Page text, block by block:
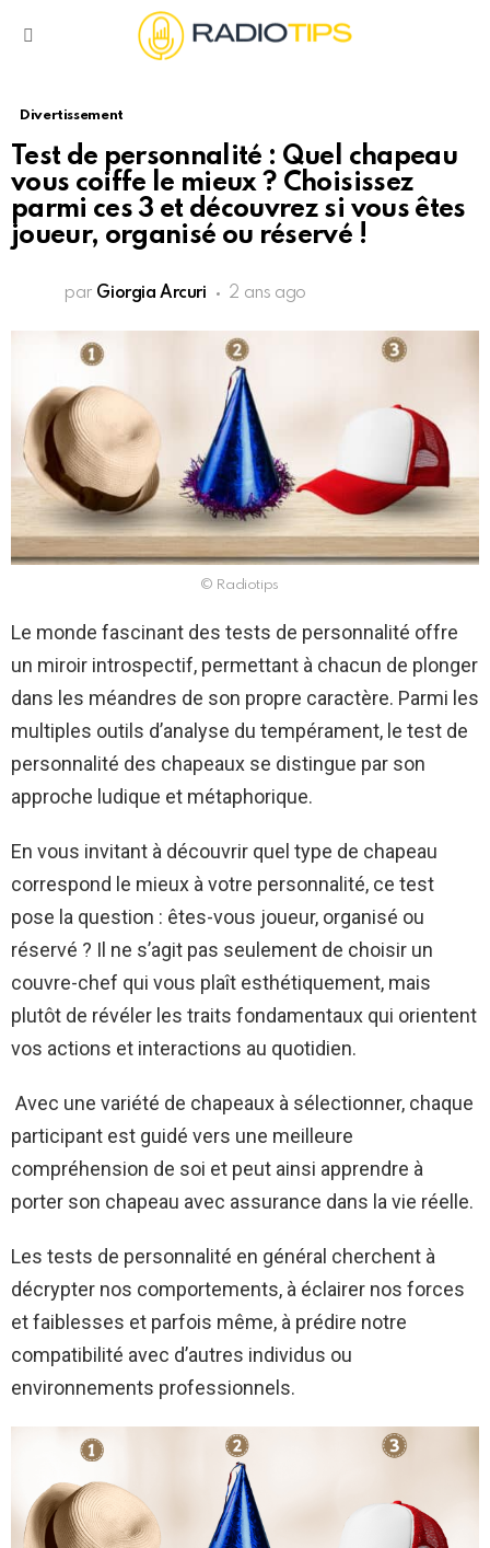
Divertissement
Test de personnalité : Quel chapeau
vous coiffe le mieux ? Choisissez
parmi ces 3 et découvrez si vous êtes
joueur, organisé ou réservé !
par Giorgia Arcuri 2 ans ago
© Radiotips
Le monde fascinant des tests de personnalité offre
un miroir introspectif, permettant à chacun de plonger
dans les méandres de son propre caractère. Parmi les
multiples outils d’analyse du tempérament, le test de
personnalité des chapeaux se distingue par son
approche ludique et métaphorique.
En vous invitant à découvrir quel type de chapeau
correspond le mieux à votre personnalité, ce test
pose la question : êtes-vous joueur, organisé ou
réservé ? Il ne s’agit pas seulement de choisir un
couvre-chef qui vous plaît esthétiquement, mais
plutôt de révéler les traits fondamentaux qui orientent
vos actions et interactions au quotidien.
Avec une variété de chapeaux à sélectionner, chaque
participant est guidé vers une meilleure
compréhension de soi et peut ainsi apprendre à
porter son chapeau avec assurance dans la vie réelle.
Les tests de personnalité en général cherchent à
décrypter nos comportements, à éclairer nos forces
et faiblesses et parfois même, à prédire notre
compatibilité avec d’autres individus ou
environnements professionnels.